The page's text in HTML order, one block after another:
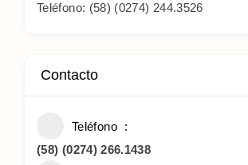
Teléfono: (58) (0274) 244.3526
Contacto
Teléfono
(58) (0274) 266.1438